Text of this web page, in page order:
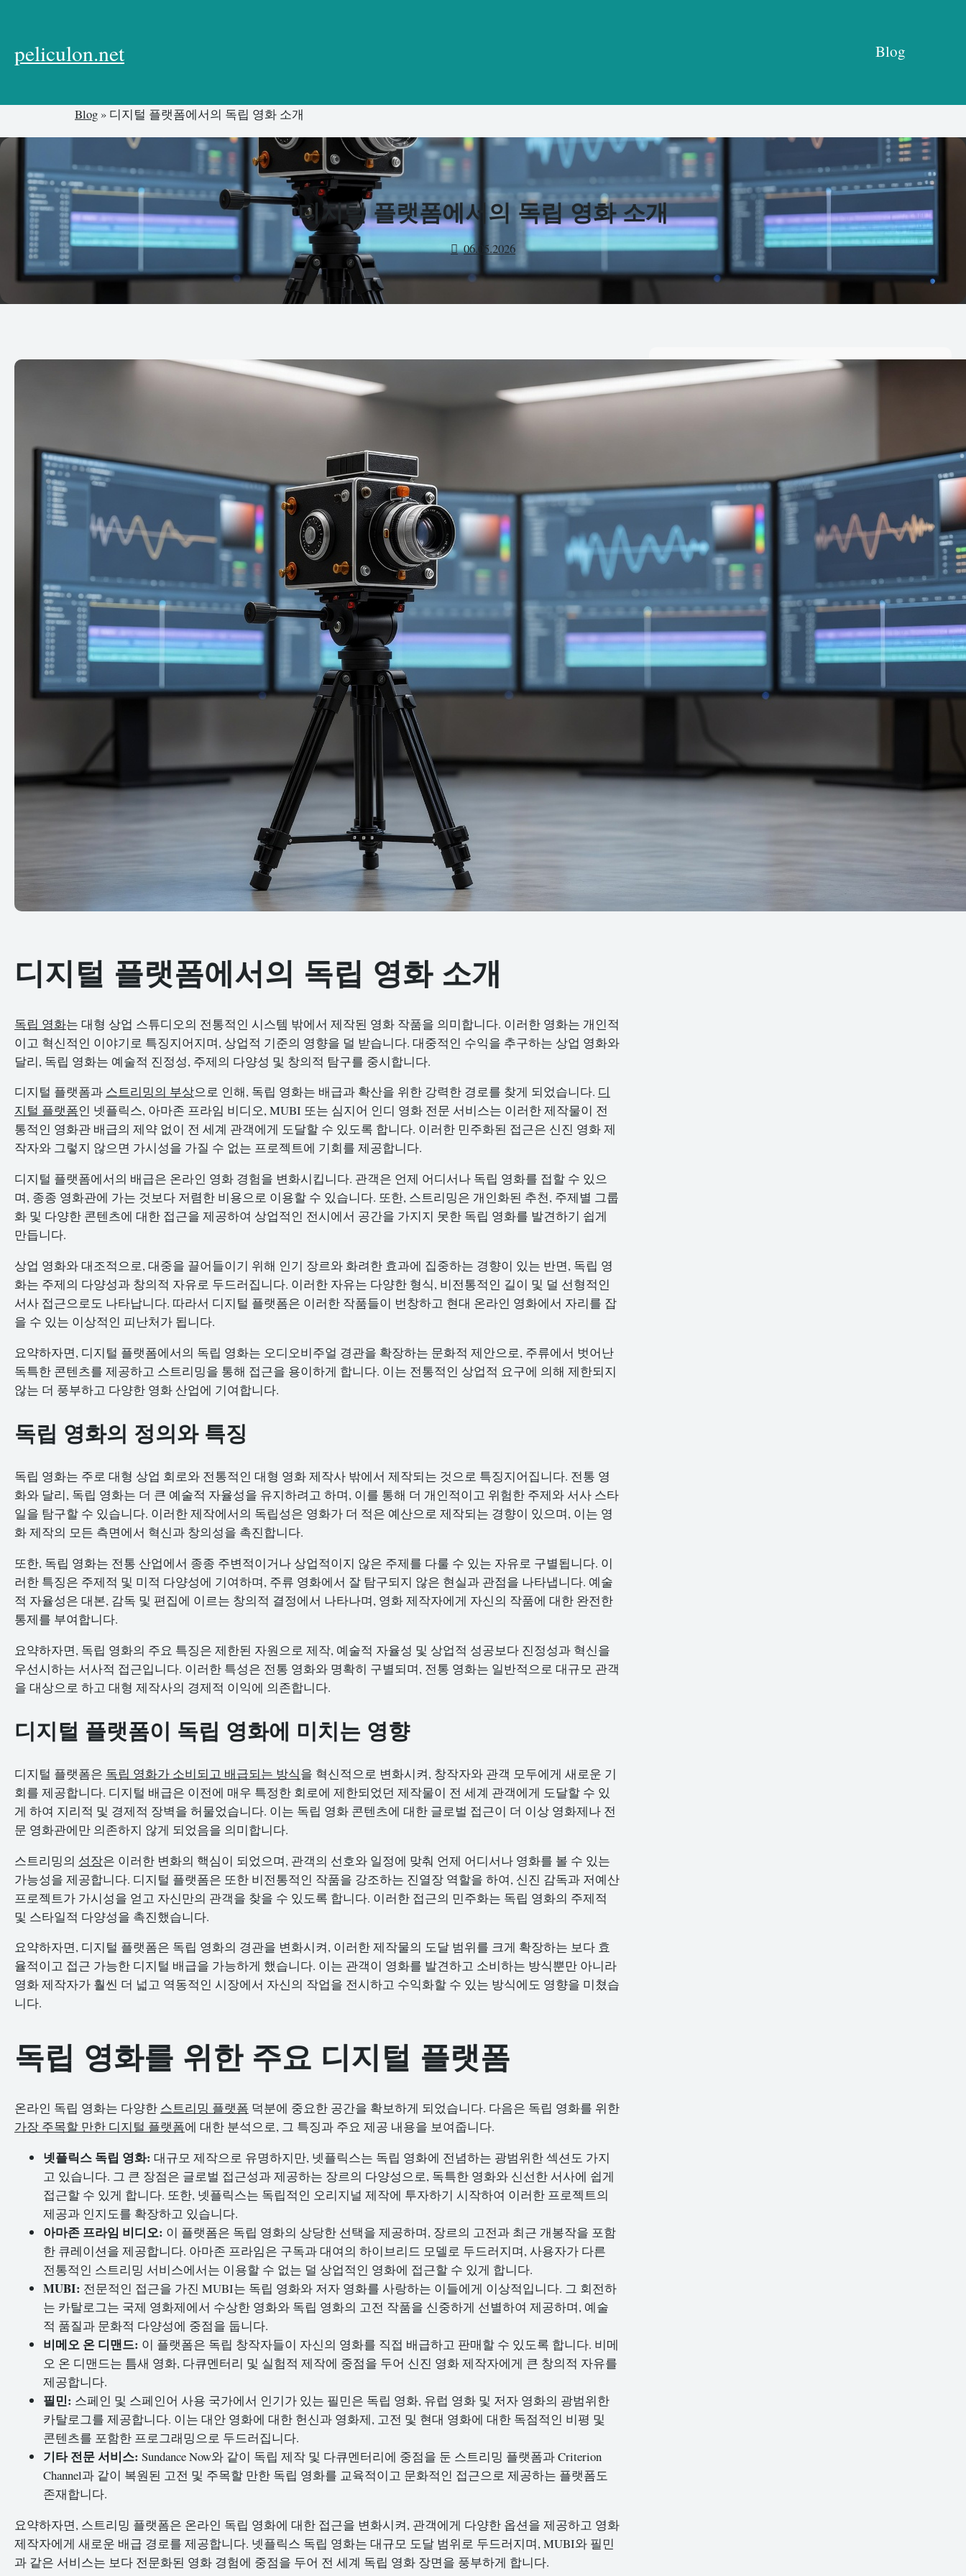
너
기
peliculon.net Blog
Blog » 디지털 플랫폼에서의 독립 영화 소개
디지털 플랫폼에서의 독립 영화 소개
06.05.2026
디지털 플랫폼에서의 독립 영화 소개
독립 영화는 대형 상업 스튜디오의 전통적인 시스템 밖에서 제작된 영화 작품을 의미합니다. 이러한 영화는 개인적
이고 혁신적인 이야기로 특징지어지며, 상업적 기준의 영향을 덜 받습니다. 대중적인 수익을 추구하는 상업 영화와
달리, 독립 영화는 예술적 진정성, 주제의 다양성 및 창의적 탐구를 중시합니다.
디지털 플랫폼과 스트리밍의 부상으로 인해, 독립 영화는 배급과 확산을 위한 강력한 경로를 찾게 되었습니다. 디
지털 플랫폼인 넷플릭스, 아마존 프라임 비디오, MUBI 또는 심지어 인디 영화 전문 서비스는 이러한 제작물이 전
통적인 영화관 배급의 제약 없이 전 세계 관객에게 도달할 수 있도록 합니다. 이러한 민주화된 접근은 신진 영화 제
작자와 그렇지 않으면 가시성을 가질 수 없는 프로젝트에 기회를 제공합니다.
디지털 플랫폼에서의 배급은 온라인 영화 경험을 변화시킵니다. 관객은 언제 어디서나 독립 영화를 접할 수 있으
며, 종종 영화관에 가는 것보다 저렴한 비용으로 이용할 수 있습니다. 또한, 스트리밍은 개인화된 추천, 주제별 그룹
화 및 다양한 콘텐츠에 대한 접근을 제공하여 상업적인 전시에서 공간을 가지지 못한 독립 영화를 발견하기 쉽게
만듭니다.
상업 영화와 대조적으로, 대중을 끌어들이기 위해 인기 장르와 화려한 효과에 집중하는 경향이 있는 반면, 독립 영
화는 주제의 다양성과 창의적 자유로 두드러집니다. 이러한 자유는 다양한 형식, 비전통적인 길이 및 덜 선형적인
서사 접근으로도 나타납니다. 따라서 디지털 플랫폼은 이러한 작품들이 번창하고 현대 온라인 영화에서 자리를 잡
을 수 있는 이상적인 피난처가 됩니다.
요약하자면, 디지털 플랫폼에서의 독립 영화는 오디오비주얼 경관을 확장하는 문화적 제안으로, 주류에서 벗어난
독특한 콘텐츠를 제공하고 스트리밍을 통해 접근을 용이하게 합니다. 이는 전통적인 상업적 요구에 의해 제한되지
않는 더 풍부하고 다양한 영화 산업에 기여합니다.
독립 영화의 정의와 특징
독립 영화는 주로 대형 상업 회로와 전통적인 대형 영화 제작사 밖에서 제작되는 것으로 특징지어집니다. 전통 영
화와 달리, 독립 영화는 더 큰 예술적 자율성을 유지하려고 하며, 이를 통해 더 개인적이고 위험한 주제와 서사 스타
일을 탐구할 수 있습니다. 이러한 제작에서의 독립성은 영화가 더 적은 예산으로 제작되는 경향이 있으며, 이는 영
화 제작의 모든 측면에서 혁신과 창의성을 촉진합니다.
또한, 독립 영화는 전통 산업에서 종종 주변적이거나 상업적이지 않은 주제를 다룰 수 있는 자유로 구별됩니다. 이
러한 특징은 주제적 및 미적 다양성에 기여하며, 주류 영화에서 잘 탐구되지 않은 현실과 관점을 나타냅니다. 예술
적 자율성은 대본, 감독 및 편집에 이르는 창의적 결정에서 나타나며, 영화 제작자에게 자신의 작품에 대한 완전한
통제를 부여합니다.
요약하자면, 독립 영화의 주요 특징은 제한된 자원으로 제작, 예술적 자율성 및 상업적 성공보다 진정성과 혁신을
우선시하는 서사적 접근입니다. 이러한 특성은 전통 영화와 명확히 구별되며, 전통 영화는 일반적으로 대규모 관객
을 대상으로 하고 대형 제작사의 경제적 이익에 의존합니다.
디지털 플랫폼이 독립 영화에 미치는 영향
디지털 플랫폼은 독립 영화가 소비되고 배급되는 방식을 혁신적으로 변화시켜, 창작자와 관객 모두에게 새로운 기
회를 제공합니다. 디지털 배급은 이전에 매우 특정한 회로에 제한되었던 제작물이 전 세계 관객에게 도달할 수 있
게 하여 지리적 및 경제적 장벽을 허물었습니다. 이는 독립 영화 콘텐츠에 대한 글로벌 접근이 더 이상 영화제나 전
문 영화관에만 의존하지 않게 되었음을 의미합니다.
스트리밍의 성장은 이러한 변화의 핵심이 되었으며, 관객의 선호와 일정에 맞춰 언제 어디서나 영화를 볼 수 있는
가능성을 제공합니다. 디지털 플랫폼은 또한 비전통적인 작품을 강조하는 진열장 역할을 하여, 신진 감독과 저예산
프로젝트가 가시성을 얻고 자신만의 관객을 찾을 수 있도록 합니다. 이러한 접근의 민주화는 독립 영화의 주제적
및 스타일적 다양성을 촉진했습니다.
요약하자면, 디지털 플랫폼은 독립 영화의 경관을 변화시켜, 이러한 제작물의 도달 범위를 크게 확장하는 보다 효
율적이고 접근 가능한 디지털 배급을 가능하게 했습니다. 이는 관객이 영화를 발견하고 소비하는 방식뿐만 아니라
영화 제작자가 훨씬 더 넓고 역동적인 시장에서 자신의 작업을 전시하고 수익화할 수 있는 방식에도 영향을 미쳤습
니다.
독립 영화를 위한 주요 디지털 플랫폼
온라인 독립 영화는 다양한 스트리밍 플랫폼 덕분에 중요한 공간을 확보하게 되었습니다. 다음은 독립 영화를 위한
가장 주목할 만한 디지털 플랫폼에 대한 분석으로, 그 특징과 주요 제공 내용을 보여줍니다.
넷플릭스 독립 영화: 대규모 제작으로 유명하지만, 넷플릭스는 독립 영화에 전념하는 광범위한 섹션도 가지
고 있습니다. 그 큰 장점은 글로벌 접근성과 제공하는 장르의 다양성으로, 독특한 영화와 신선한 서사에 쉽게
접근할 수 있게 합니다. 또한, 넷플릭스는 독립적인 오리지널 제작에 투자하기 시작하여 이러한 프로젝트의
제공과 인지도를 확장하고 있습니다.
아마존 프라임 비디오: 이 플랫폼은 독립 영화의 상당한 선택을 제공하며, 장르의 고전과 최근 개봉작을 포함
한 큐레이션을 제공합니다. 아마존 프라임은 구독과 대여의 하이브리드 모델로 두드러지며, 사용자가 다른
전통적인 스트리밍 서비스에서는 이용할 수 없는 덜 상업적인 영화에 접근할 수 있게 합니다.
MUBI: 전문적인 접근을 가진 MUBI는 독립 영화와 저자 영화를 사랑하는 이들에게 이상적입니다. 그 회전하
는 카탈로그는 국제 영화제에서 수상한 영화와 독립 영화의 고전 작품을 신중하게 선별하여 제공하며, 예술
적 품질과 문화적 다양성에 중점을 둡니다.
비메오 온 디맨드: 이 플랫폼은 독립 창작자들이 자신의 영화를 직접 배급하고 판매할 수 있도록 합니다. 비메
오 온 디맨드는 틈새 영화, 다큐멘터리 및 실험적 제작에 중점을 두어 신진 영화 제작자에게 큰 창의적 자유를
제공합니다.
필민: 스페인 및 스페인어 사용 국가에서 인기가 있는 필민은 독립 영화, 유럽 영화 및 저자 영화의 광범위한
카탈로그를 제공합니다. 이는 대안 영화에 대한 헌신과 영화제, 고전 및 현대 영화에 대한 독점적인 비평 및
콘텐츠를 포함한 프로그래밍으로 두드러집니다.
기타 전문 서비스: Sundance Now와 같이 독립 제작 및 다큐멘터리에 중점을 둔 스트리밍 플랫폼과 Criterion
Channel과 같이 복원된 고전 및 주목할 만한 독립 영화를 교육적이고 문화적인 접근으로 제공하는 플랫폼도
존재합니다.
요약하자면, 스트리밍 플랫폼은 온라인 독립 영화에 대한 접근을 변화시켜, 관객에게 다양한 옵션을 제공하고 영화
제작자에게 새로운 배급 경로를 제공합니다. 넷플릭스 독립 영화는 대규모 도달 범위로 두드러지며, MUBI와 필민
과 같은 서비스는 보다 전문화된 영화 경험에 중점을 두어 전 세계 독립 영화 장면을 풍부하게 합니다.
Search
c
최근 게시물
«서구에서의 한국 영화의 부상과
플랫폼»
스트리밍에 대한 오프라인 영화
관의 미래
TV와 모바일에서의 영화 관람
차이
온라인 영화 플랫폼에서의 관객 데이터 분석